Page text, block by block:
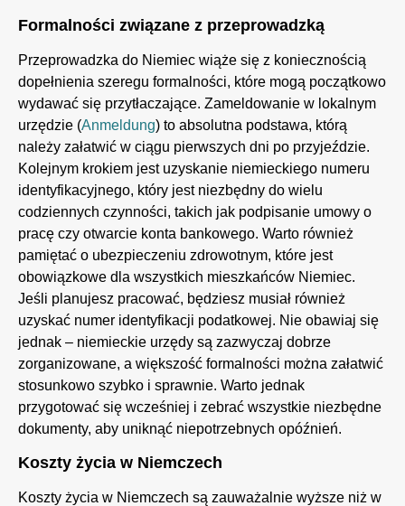
Formalności związane z przeprowadzką
Przeprowadzka do Niemiec wiąże się z koniecznością
dopełnienia szeregu formalności, które mogą początkowo
wydawać się przytłaczające. Zameldowanie w lokalnym
urzędzie (Anmeldung) to absolutna podstawa, którą
należy załatwić w ciągu pierwszych dni po przyjeździe.
Kolejnym krokiem jest uzyskanie niemieckiego numeru
identyfikacyjnego, który jest niezbędny do wielu
codziennych czynności, takich jak podpisanie umowy o
pracę czy otwarcie konta bankowego. Warto również
pamiętać o ubezpieczeniu zdrowotnym, które jest
obowiązkowe dla wszystkich mieszkańców Niemiec.
Jeśli planujesz pracować, będziesz musiał również
uzyskać numer identyfikacji podatkowej. Nie obawiaj się
jednak – niemieckie urzędy są zazwyczaj dobrze
zorganizowane, a większość formalności można załatwić
stosunkowo szybko i sprawnie. Warto jednak
przygotować się wcześniej i zebrać wszystkie niezbędne
dokumenty, aby uniknąć niepotrzebnych opóźnień.
Koszty życia w Niemczech
Koszty życia w Niemczech są zauważalnie wyższe niż w